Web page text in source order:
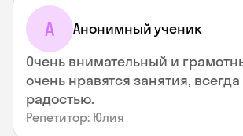
А Анонимный ученик
Очень внимательный и
очень нравятся занятия,
радостью.
Репетитор: Юлия